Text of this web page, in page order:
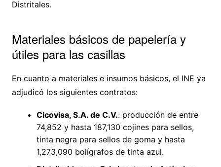
Distritales.
Materiales básicos de papelería y
útiles para las casillas
En cuanto a materiales e insumos básicos, el INE ya
adjudicó los siguientes contratos:
Cicovisa, S.A. de C.V.: producción de entre
74,852 y hasta 187,130 cojines para sellos,
tinta negra para sellos de goma y hasta
1,273,090 bolígrafos de tinta azul.